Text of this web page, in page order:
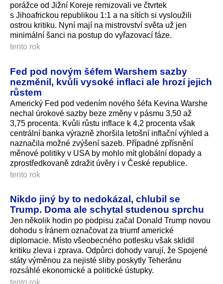
porážce od Jižní Koreje remizovali ve čtvrtek
s Jihoafrickou republikou 1:1 a na sítích si vysloužili
ostrou kritiku. Nyní mají na mistrovství světa už jen
minimální šanci na postup do vyřazovací fáze.
tento rok
Fed pod novým šéfem Warshem sazby
nezměnil, kvůli vysoké inflaci ale hrozí jejich
růstem
Americký Fed pod vedením nového šéfa Kevina Warshe
nechal úrokové sazby beze změny v pásmu 3,50 až
3,75 procenta. Kvůli růstu inflace k 4,2 procenta však
centrální banka výrazně zhoršila letošní inflační výhled a
naznačila možné zvýšení sazeb. Případné zpřísnění
měnové politiky v USA by mohlo mít globální dopady a
zprostředkovaně zdražit úvěry i v České republice.
tento rok
Nikdo jiný by to nedokázal, chlubil se
Trump. Doma ale schytal studenou sprchu
Jen několik hodin po podpisu začal Donald Trump novou
dohodu s Íránem označovat za triumf americké
diplomacie. Místo všeobecného potlesku však sklidil
kritiku zleva i zprava. Odpůrci dohody varují, že Spojené
státy výměnou za nejisté sliby poskytly Teheránu
rozsáhlé ekonomické a politické ústupky.
tento rok